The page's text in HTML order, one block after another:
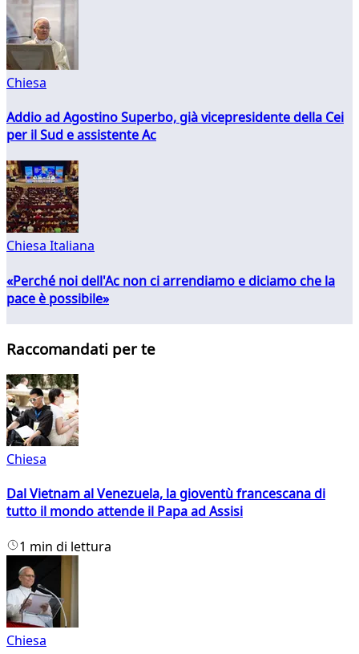
Chiesa
Addio ad Agostino Superbo, già vicepresidente della Cei
per il Sud e assistente Ac
Chiesa Italiana
«Perché noi dell'Ac non ci arrendiamo e diciamo che la
pace è possibile»
Raccomandati per te
Chiesa
Dal Vietnam al Venezuela, la gioventù francescana di
tutto il mondo attende il Papa ad Assisi
1 min di lettura
Chiesa